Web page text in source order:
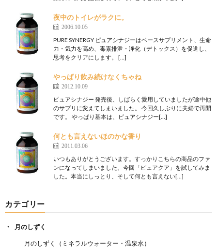
夜中のトイレがラクに。
2006.10.05
PURE SYNERGY ピュアシナジーはベースサプリメント、生命
力・気力を高め、毒素排泄・浄化（デトックス）を促進し、
思考をクリアにします。 […]
やっぱり飲み続けなくちゃね
2012.10.09
ピュアシナジー 発売後、しばらく愛用していましたが途中他
のサプリに変えてしまいました。 今回久しぶりに夫婦で再開
です。 やっぱり基本は、ピュアシナジー[…]
何とも言えないほのかな香り
2011.03.06
いつもありがとうございます。すっかりこちらの商品のファ
ンになってしまいました。今回「ピュアクア」を試してみま
した。本当にしっとり、そして何とも言えない[…]
カテゴリー
月のしずく
月のしずく（ミネラルウォーター・温泉水）